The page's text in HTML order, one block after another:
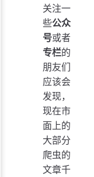
关注一
些公众
号或者
专栏的
朋友们
应该会
发现，
现在市
面上的
大部分
爬虫的
文章千